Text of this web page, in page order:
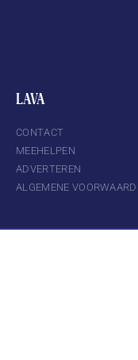
LAVA
CONTACT
MEEHELPEN
ADVERTEREN
ALGEMENE